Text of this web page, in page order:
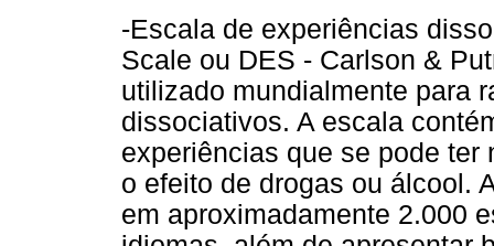
-Escala de experiências
Scale ou DES - Carlson &
utilizado mundialmente para
dissociativos. A escala
experiências que se pode
o efeito de drogas ou álcool.
em aproximadamente 2.000